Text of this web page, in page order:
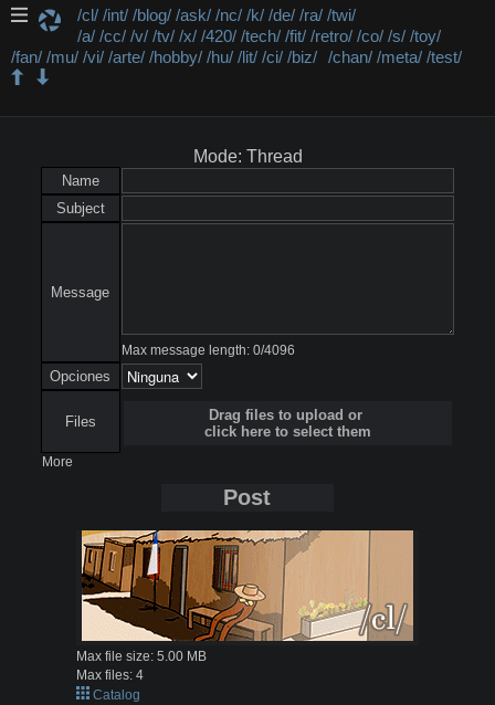
/cl/ /int/ /blog/ /ask/ /nc/ /k/ /de/ /ra/ /twi/
/a/ /cc/ /v/ /tv/ /x/ /420/ /tech/ /fit/ /retro/ /co/ /s/ /toy/
/fan/ /mu/ /vi/ /arte/ /hobby/ /hu/ /lit/ /ci/ /biz/ /chan/ /meta/ /test/
Mode: Thread
Name
Subject
Message
Max message length: 0/4096
Opciones
Files
Drag files to upload or
click here to select them
More
Post
Max file size: 5.00 MB
Max files: 4
Catalog